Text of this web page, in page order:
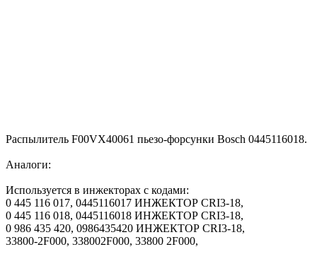
Распылитель F00VX40061 пьезо-форсунки Bosch 0445116018.
Аналоги:
Используется в инжекторах с кодами:
0 445 116 017, 0445116017 ИНЖЕКТОР CRI3-18,
0 445 116 018, 0445116018 ИНЖЕКТОР CRI3-18,
0 986 435 420, 0986435420 ИНЖЕКТОР CRI3-18,
33800-2F000, 338002F000, 33800 2F000,